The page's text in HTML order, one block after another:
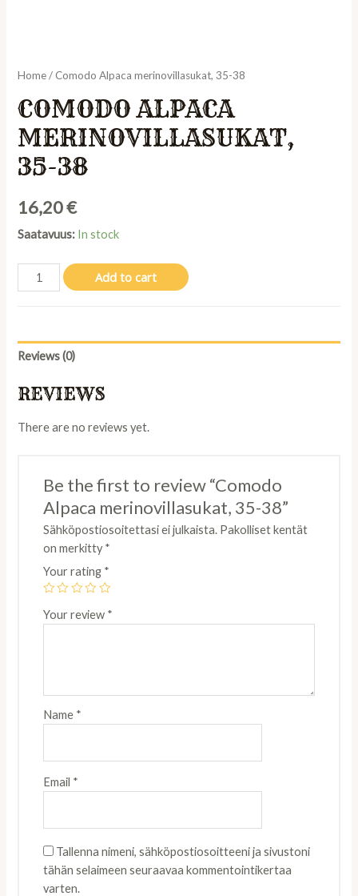
Home/ Comodo Alpaca merinovillasukat, 35-38
COMODO ALPACA
MERINOVILLASUKAT,
35-38
16,20€
Saatavuus: In stock
Comodo
Alpaca
38
quantity
Add to cart
Reviews (0)
REVIEWS
There are no reviews yet.
Be the first to review “Comodo
Alpaca merinovillasukat, 35-38”
Sähköpostiosoitettasi ei julkaista. Pakolliset kentät
on merkitty*
Your rating *
Your review *
Name *
Email *
Tallenna nimeni, sähköpostiosoitteeni ja sivustoni
tähän selaimeen seuraavaa kommentointikertaa
varten.